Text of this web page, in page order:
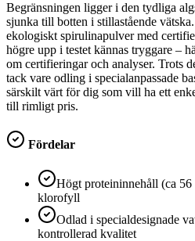
Begränsningen ligger i den tydliga
sjunka till botten i stillastående
ekologiskt spirulinapulver med
högre upp i testet kännas tryggare –
om certifieringar och analyser. Trots
tack vare odling i specialanpassade
särskilt värt för dig som vill ha ett
till rimligt pris.
Fördelar
Högt proteininnehåll (ca
klorofyll
Odlad i specialdesignade
kontrollerad kvalitet